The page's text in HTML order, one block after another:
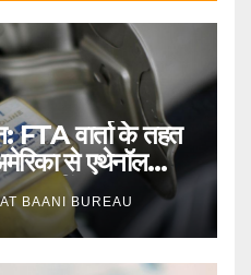
FTA वार्ता के तहत
से एथेनॉल
नहीं
BAANI BUREAU